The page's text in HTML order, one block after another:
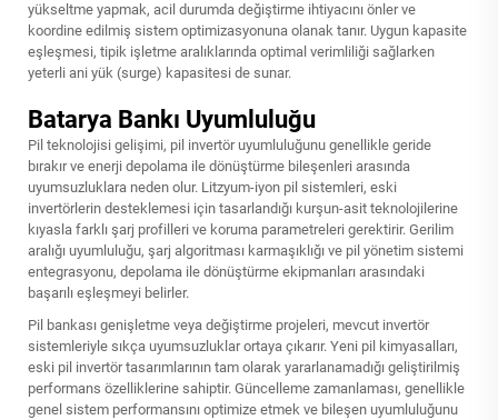
yükseltme yapmak, acil durumda değiştirme ihtiyacını önler ve
koordine edilmiş sistem optimizasyonuna olanak tanır. Uygun kapasite
eşleşmesi, tipik işletme aralıklarında optimal verimliliği sağlarken
yeterli ani yük (surge) kapasitesi de sunar.
Batarya Bankı Uyumluluğu
Pil teknolojisi gelişimi, pil invertör uyumluluğunu genellikle geride
bırakır ve enerji depolama ile dönüştürme bileşenleri arasında
uyumsuzluklara neden olur. Litzyum-iyon pil sistemleri, eski
invertörlerin desteklemesi için tasarlandığı kurşun-asit teknolojilerine
kıyasla farklı şarj profilleri ve koruma parametreleri gerektirir. Gerilim
aralığı uyumluluğu, şarj algoritması karmaşıklığı ve pil yönetim sistemi
entegrasyonu, depolama ile dönüştürme ekipmanları arasındaki
başarılı eşleşmeyi belirler.
Pil bankası genişletme veya değiştirme projeleri, mevcut invertör
sistemleriyle sıkça uyumsuzluklar ortaya çıkarır. Yeni pil kimyasalları,
eski pil invertör tasarımlarının tam olarak yararlanamadığı geliştirilmiş
performans özelliklerine sahiptir. Güncelleme zamanlaması, genellikle
genel sistem performansını optimize etmek ve bileşen uyumluluğunu